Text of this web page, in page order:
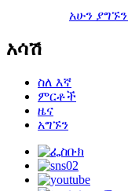
አሁን
አሳሽ
ስለ እኛ
ምርቶች
ዜና
አግኙን